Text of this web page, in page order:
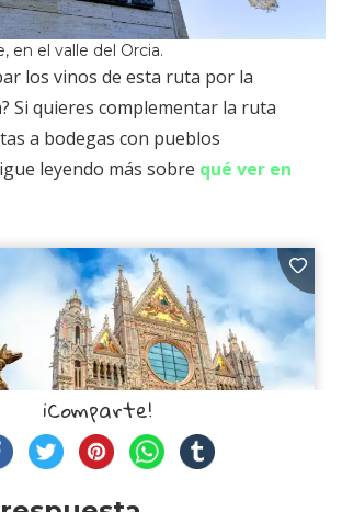
en el valle del Orcia.
los vinos de esta ruta por la
Si quieres complementar la ruta
a bodegas con pueblos
leyendo más sobre qué ver en
¡Comparte!